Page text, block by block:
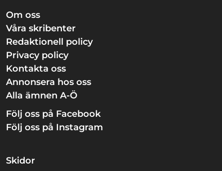
Om oss
Våra skribenter
Redaktionell policy
Privacy policy
Kontakta oss
Annonsera hos oss
Alla ämnen A-Ö
Följ oss på Facebook
Följ oss på Instagram
Skidor